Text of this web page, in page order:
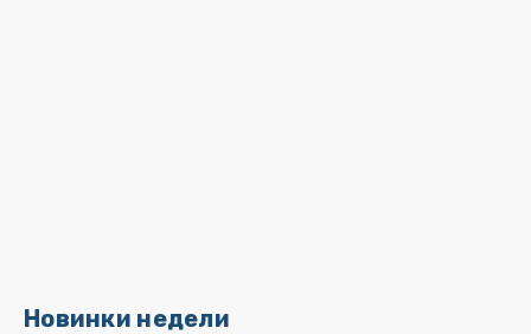
Новинки недели